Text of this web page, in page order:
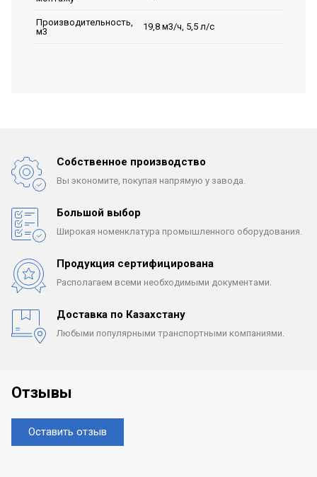
Производительность,
м3
19,8 м3/ч, 5,5 л/с
Собственное производство
Вы экономите, покупая напрямую у завода.
Большой выбор
Широкая номенклатура промышленного оборудования.
Продукция сертифицирована
Располагаем всеми необходимыми документами.
Доставка по Казахстану
Любыми популярными транспортными компаниями.
Отзывы
Оставить отзыв